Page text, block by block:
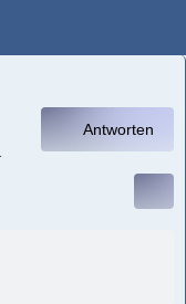
Antworten